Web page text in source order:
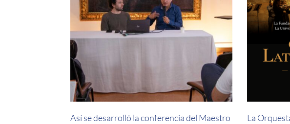
Así se desarrolló la conferencia del Maestro
La